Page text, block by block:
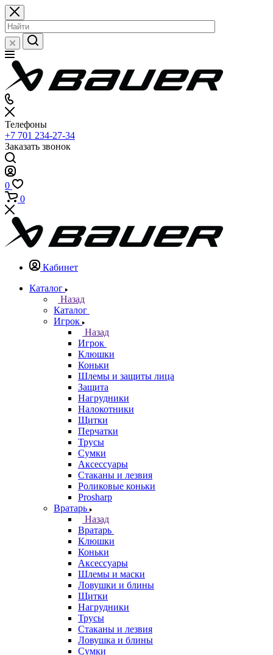
Телефоны
+7 701 234-27-34
Заказать звонок
0
0
Кабинет
Каталог
Назад
Каталог
Игрок
Назад
Игрок
Клюшки
Коньки
Шлемы и защиты лица
Защита
Нагрудники
Налокотники
Щитки
Перчатки
Трусы
Сумки
Аксессуары
Стаканы и лезвия
Роликовые коньки
Prosharp
Вратарь
Назад
Вратарь
Клюшки
Коньки
Аксессуары
Шлемы и маски
Ловушки и блины
Щитки
Нагрудники
Трусы
Стаканы и лезвия
Ловушка и блины
Сумки